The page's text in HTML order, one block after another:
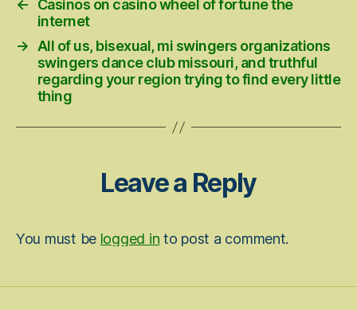
←
Casinos on casino wheel of fortune the
internet
→
All of us, bisexual, mi swingers organizations
swingers dance club missouri, and truthful
regarding your region trying to find every little
thing
Leave a Reply
You must be logged in to post a comment.